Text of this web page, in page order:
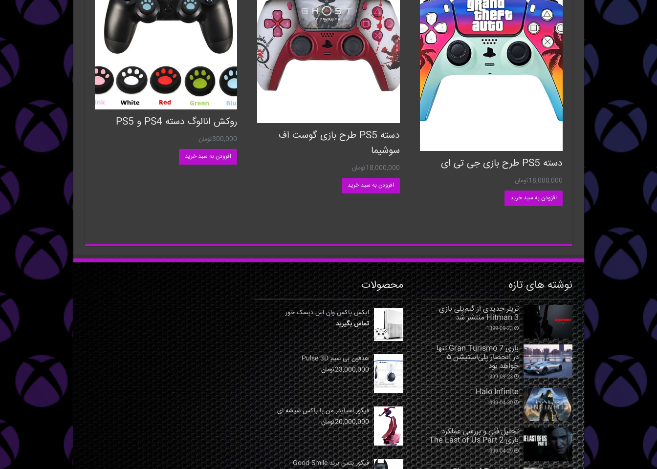
دسته PS5 طرح بازی جی تی ای
18,000,000تومان
افزودن به سبد خرید
دسته PS5 طرح بازی گوست اف
سوشیما
18,000,000تومان
افزودن به سبد خرید
روکش انالوگ دسته PS4 و PS5
300,000تومان
افزودن به سبد خرید
نوشته های تازه
تریلر جدیدی از گیم‌پلی بازی
Hitman 3 منتشر شد
1399-09-23
بازی Gran Turismo 7 تنها
در انحصار پلی‌استیشن ۵
خواهد بود
1399-09-23
Halo Infinite
1399-04-30
تحلیل فنی و بررسی عملکرد
بازی The Last of Us Part 2
1399-04-29
محصولات
ایکس باکس وان اس دیسک خور
تماس بگیرید
هدفون بی سیم Pulse 3D
23,000,000تومان
فیگور اسپایدر من با باکس شیشه ای
20,000,000تومان
فیگور بتمن برند Good Smile